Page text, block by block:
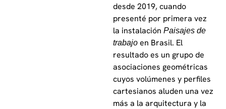
desde 2019, cuando
presenté por primera vez
la instalación Paisajes de
trabajo en Brasil. El
resultado es un grupo de
asociaciones geométricas
cuyos volúmenes y perfiles
cartesianos aluden una vez
más a la arquitectura y la